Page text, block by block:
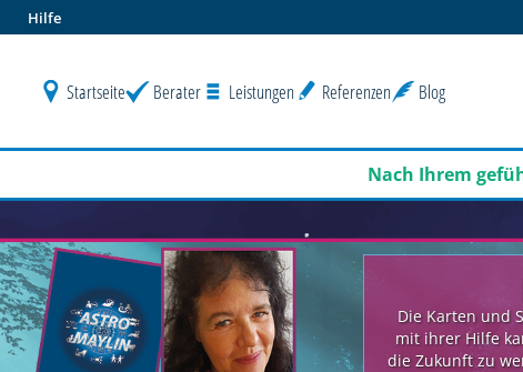
Hilfe
Startseite Berater Leistungen Referenzen Blog
Nach Ihrem geführten
Die Karten und
mit ihrer Hilfe
die Zukunft zu